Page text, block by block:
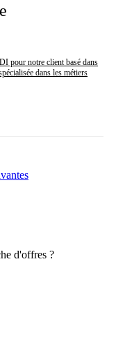
pour notre client basé dans
dans les métiers
d'offres ?